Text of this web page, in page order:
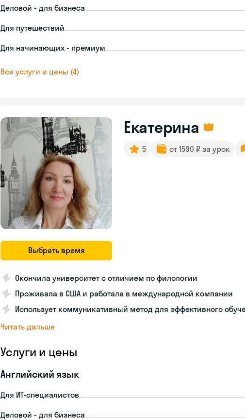
Деловой - для бизнеса
Для путешествий
Для начинающих - премиум
Все услуги и цены (4)
Выбрать время
Екатерина
5 от 1590 ₽ за урок
Окончила университет с отличием по филологии
Проживала в США и работала в международной компании
Использует коммуникативный метод для эффективного
Читать дальше
Услуги и цены
Английский язык
Для ИТ-специалистов
Деловой - для бизнеса